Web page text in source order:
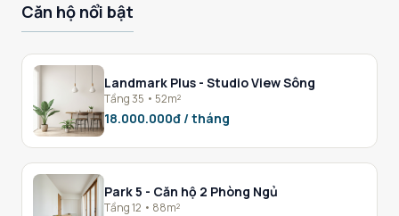
Căn hộ nổi bật
Landmark Plus - Studio View Sông
Tầng 35 • 52m²
18.000.000đ / tháng
Park 5 - Căn hộ 2 Phòng Ngủ
Tầng 12 • 88m²